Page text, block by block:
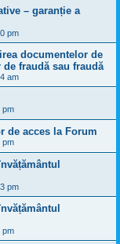
– garanție a
pm
documentelor de
fraudă sau fraudă
am
pm
de acces la Forum
pm
pm
pm